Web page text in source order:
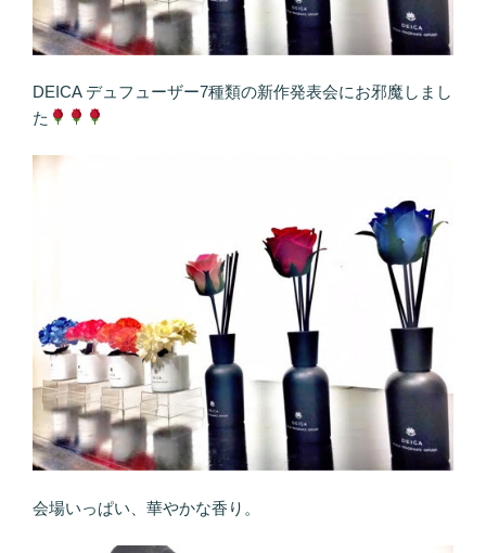
DEICA デュフューザー7種類の新作発表会にお邪魔しまし
た
会場いっぱい、華やかな香り。